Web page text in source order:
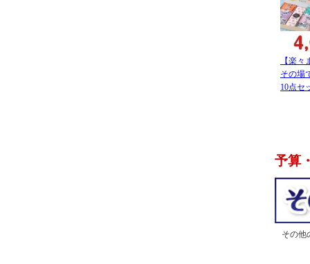
【楽
その場
10点セ
予算
その他